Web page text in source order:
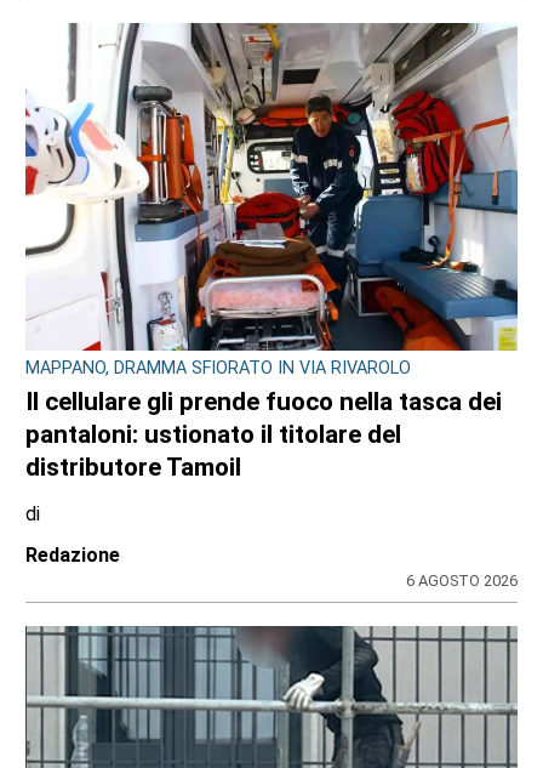
MAPPANO, DRAMMA SFIORATO IN VIA RIVAROLO
Il cellulare gli prende fuoco nella tasca dei
pantaloni: ustionato il titolare del
distributore Tamoil
di
Redazione
6 AGOSTO 2026